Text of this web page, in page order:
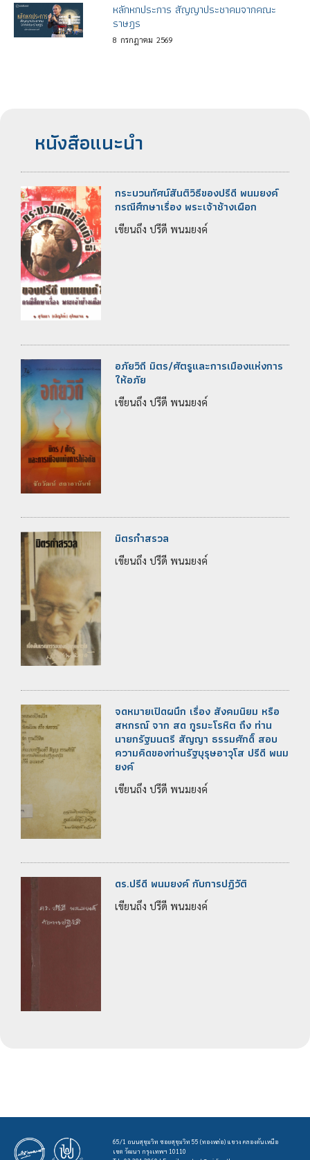
หลักหกประการ สัญญาประชาคมจากคณะ
ราษฎร
8 กรกฎาคม 2569
หนังสือแนะนำ
กระบวนทัศน์สันติวิธีของปรีดี พนมยงค์
กรณีศึกษาเรื่อง พระเจ้าช้างเผือก
เขียนถึง ปรีดี พนมยงค์
อภัยวิถี มิตร/ศัตรูและการเมืองแห่งการ
ให้อภัย
เขียนถึง ปรีดี พนมยงค์
มิตรกำสรวล
เขียนถึง ปรีดี พนมยงค์
จดหมายเปิดผนึก เรื่อง สังคมนิยม หรือ
สหกรณ์ จาก สด กูรมะโรหิต ถึง ท่าน
นายกรัฐมนตรี สัญญา ธรรมศักดิ์ สอบ
ความคิดของท่านรัฐบุรุษอาวุโส ปรีดี พนม
ยงค์
เขียนถึง ปรีดี พนมยงค์
ดร.ปรีดี พนมยงค์ กับการปฏิวัติ
เขียนถึง ปรีดี พนมยงค์
65/1 ถนนสุขุมวิท ซอยสุขุมวิท 55 (ทองหล่อ) แขวง คลองตันเหนือ
เขต วัฒนา กรุงเทพฯ 10110